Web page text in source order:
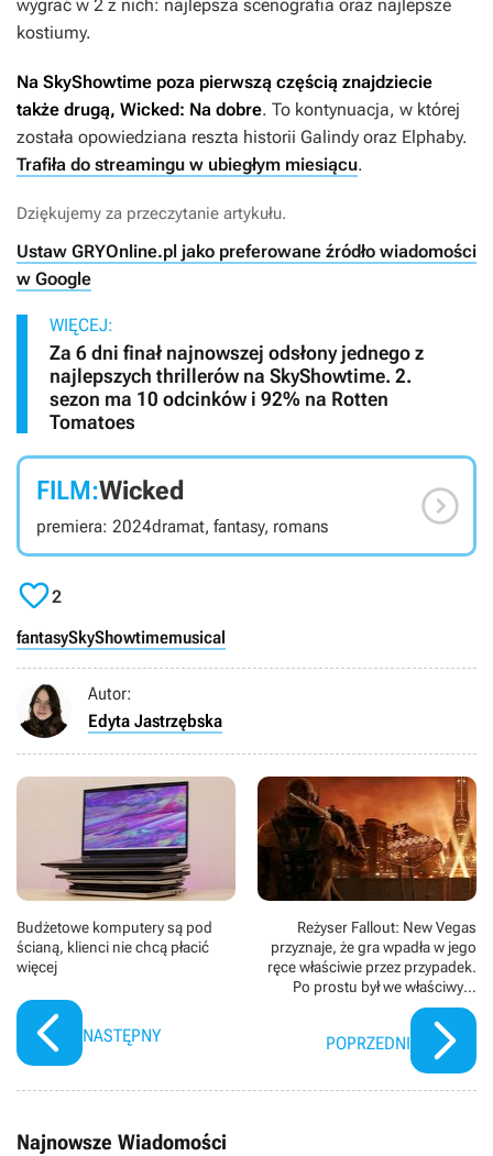
wygrać w 2 z nich: najlepsza scenografia oraz najlepsze
kostiumy.
Na SkyShowtime poza pierwszą częścią znajdziecie
także drugą, Wicked: Na dobre. To kontynuacja, w której
została opowiedziana reszta historii Galindy oraz Elphaby.
Trafiła do streamingu w ubiegłym miesiącu.
Dziękujemy za przeczytanie artykułu.
Ustaw GRYOnline.pl jako preferowane źródło wiadomości
w Google
WIĘCEJ:
Za 6 dni finał najnowszej odsłony jednego z
najlepszych thrillerów na SkyShowtime. 2.
sezon ma 10 odcinków i 92% na Rotten
Tomatoes
FILM:Wicked
premiera: 2024dramat, fantasy, romans 
2
fantasySkyShowtimemusical
Autor:
Edyta Jastrzębska
Budżetowe komputery są pod
ścianą, klienci nie chcą płacić
więcej
NASTĘPNY
Reżyser Fallout: New Vegas
przyznaje, że gra wpadła w jego
ręce właściwie przez przypadek.
Po prostu był we właściwym
miejscu i czasie
POPRZEDNI
Najnowsze Wiadomości